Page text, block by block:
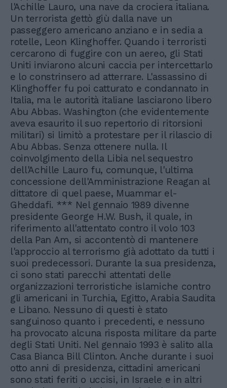
l'Achille Lauro, una nave da crociera italiana.
Un terrorista gettò giù dalla nave un
passeggero americano anziano e in sedia a
rotelle, Leon Klinghoffer. Quando i terroristi
cercarono di fuggire con un aereo, gli Stati
Uniti inviarono alcuni caccia per intercettarlo
e lo constrinsero ad atterrare. L'assassino di
Klinghoffer fu poi catturato e condannato in
Italia, ma le autorità italiane lasciarono libero
Abu Abbas. Washington (che evidentemente
aveva esaurito il suo repertorio di ritorsioni
militari) si limitò a protestare per il rilascio di
Abu Abbas. Senza ottenere nulla. Il
coinvolgimento della Libia nel sequestro
dell'Achille Lauro fu, comunque, l'ultima
concessione dell'Amministrazione Reagan al
dittatore di quel paese, Muammar el-
Gheddafi. *** Nel gennaio 1989 divenne
presidente George H.W. Bush, il quale, in
riferimento all'attentato contro il volo 103
della Pan Am, si accontentò di mantenere
l'approccio al terrorismo già adottato da tutti i
suoi predecessori. Durante la sua presidenza,
ci sono stati parecchi attentati delle
organizzazioni terroristiche islamiche contro
gli americani in Turchia, Egitto, Arabia Saudita
e Libano. Nessuno di questi è stato
sanguinoso quanto i precedenti, e nessuno
ha provocato alcuna risposta militare da parte
degli Stati Uniti. Nel gennaio 1993 è salito alla
Casa Bianca Bill Clinton. Anche durante i suoi
otto anni di presidenza, cittadini americani
sono stati feriti o uccisi, in Israele e in altri